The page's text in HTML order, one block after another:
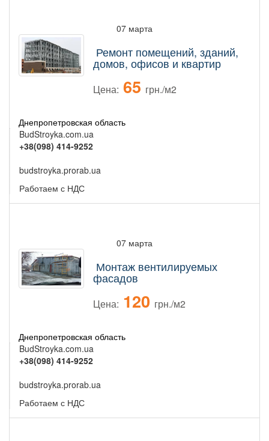
07 марта
Ремонт помещений, зданий,
домов, офисов и квартир
Цена: 65 грн./м2
Днепропетровская область
BudStroyka.com.ua
+38(098) 414-9252
budstroyka.prorab.ua
Работаем с НДС
07 марта
Монтаж вентилируемых
фасадов
Цена: 120 грн./м2
Днепропетровская область
BudStroyka.com.ua
+38(098) 414-9252
budstroyka.prorab.ua
Работаем с НДС